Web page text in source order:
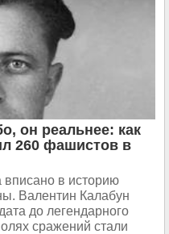
он реальнее: как
260 фашистов в
вписано в историю
Валентин Калабун
до легендарного
сражений стали